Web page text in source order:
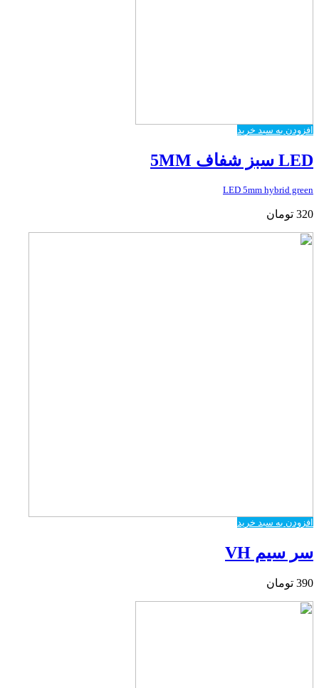
افزودن به سبد خرید
LED سبز شفاف 5MM
LED 5mm hybrid green
320 تومان
افزودن به سبد خرید
سر سیم VH
390 تومان